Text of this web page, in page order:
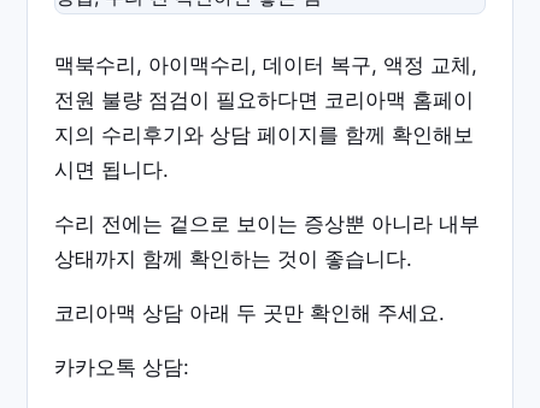
맥북수리, 아이맥수리, 데이터 복구, 액정 교체,
전원 불량 점검이 필요하다면 코리아맥 홈페이
지의 수리후기와 상담 페이지를 함께 확인해보
시면 됩니다.
수리 전에는 겉으로 보이는 증상뿐 아니라 내부
상태까지 함께 확인하는 것이 좋습니다.
코리아맥 상담 아래 두 곳만 확인해 주세요.
카카오톡 상담: